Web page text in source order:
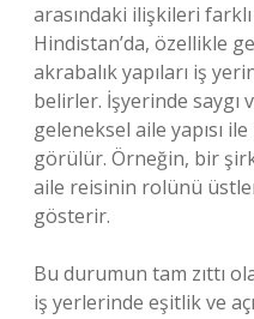
arasındaki ilişkileri
Hindistan’da, özellikle
akrabalık yapıları iş
belirler. İşyerinde
geleneksel aile yapısı
görülür. Örneğin, bir
aile reisinin rolünü
gösterir.
Bu durumun tam zıttı
iş yerlerinde eşitlik ve